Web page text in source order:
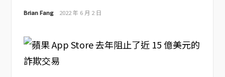
Brian Fang 2022 年 6 月 2 日